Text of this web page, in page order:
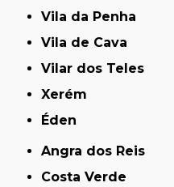
Vila da Penha
Vila de Cava
Vilar dos Teles
Xerém
Éden
Angra dos Reis
Costa Verde